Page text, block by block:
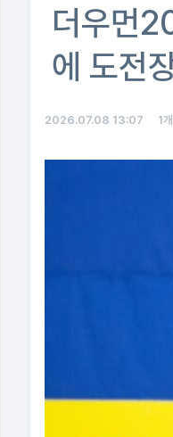
더우먼
에 도전
2026.07.08 13:07 1